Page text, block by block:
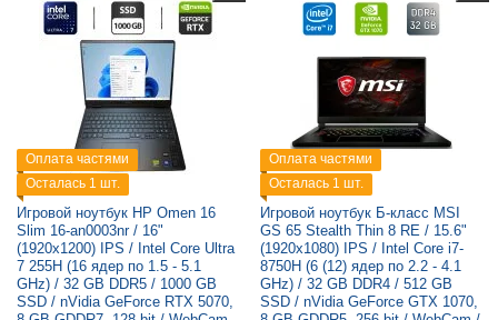
Оплата частями
Осталась 1 шт.
Игровой ноутбук HP Omen 16
Slim 16-an0003nr / 16"
(1920x1200) IPS / Intel Core Ultra
7 255H (16 ядер по 1.5 - 5.1
GHz) / 32 GB DDR5 / 1000 GB
SSD / nVidia GeForce RTX 5070,
Оплата частями
Осталась 1 шт.
Игровой ноутбук Б-класс MSI
GS 65 Stealth Thin 8 RE / 15.6"
(1920x1080) IPS / Intel Core i7-
8750H (6 (12) ядер по 2.2 - 4.1
GHz) / 32 GB DDR4 / 512 GB
SSD / nVidia GeForce GTX 1070,